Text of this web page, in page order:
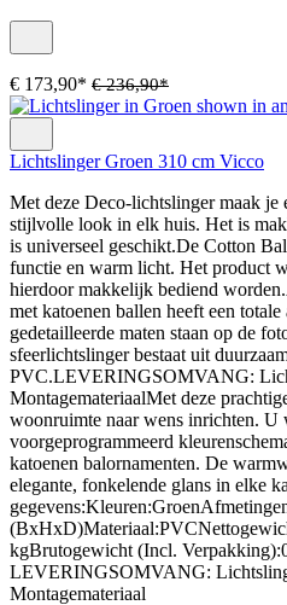
€ 173,90* € 236,90*
Lichtslinger Groen 310 cm Vicco
Met deze Deco-lichtslinger maak je
stijlvolle look in elk huis. Het is
is universeel geschikt.De Cotton
functie en warm licht. Het product
hierdoor makkelijk bediend
met katoenen ballen heeft een
gedetailleerde maten staan op de
sfeerlichtslinger bestaat uit
PVC.LEVERINGSOMVANG:
MontagemateriaalMet deze
woonruimte naar wens inrichten. U
voorgeprogrammeerd
katoenen balornamenten. De
elegante, fonkelende glans in elke
kgBrutogewicht (Incl.
LEVERINGSOMVANG:
Montagemateriaal